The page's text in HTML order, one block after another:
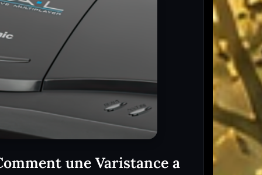
une Varistance a